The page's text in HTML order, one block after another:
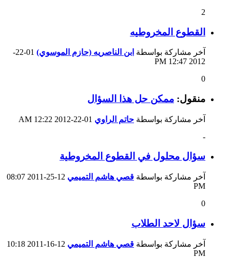
2
القطوع المخروطيه
آخر مشاركة بواسطة ابن الناصريه (حازم الموسوي)
01-22-
2012
12:47 PM
0
منقول: ممكن حل هذا السؤال
آخر مشاركة بواسطة حاتم الراوي
12:22 AM
-
سؤال محلول في القطوع المخروطية
آخر مشاركة بواسطة قصي هاشم التميمي
08:07
PM
0
سؤال لاحد الطلاب
آخر مشاركة بواسطة قصي هاشم التميمي
10:18
PM